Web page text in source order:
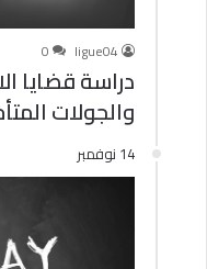
ligue04
0
دراسة قضايا
والجولات
14 نوفمبر